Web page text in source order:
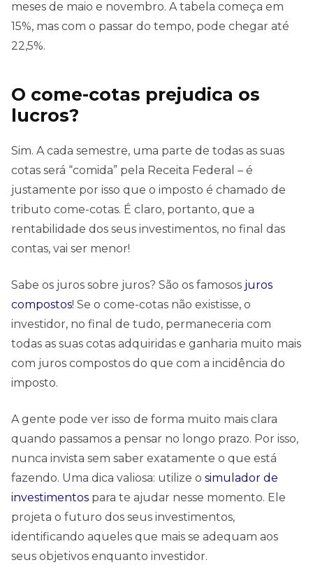
meses de maio e novembro. A tabela começa em
15%, mas com o passar do tempo, pode chegar até
22,5%.
O come-cotas prejudica os
lucros?
Sim. A cada semestre, uma parte de todas as suas
cotas será “comida” pela Receita Federal – é
justamente por isso que o imposto é chamado de
tributo come-cotas. É claro, portanto, que a
rentabilidade dos seus investimentos, no final das
contas, vai ser menor!
Sabe os juros sobre juros? São os famosos juros
compostos! Se o come-cotas não existisse, o
investidor, no final de tudo, permaneceria com
todas as suas cotas adquiridas e ganharia muito mais
com juros compostos do que com a incidência do
imposto.
A gente pode ver isso de forma muito mais clara
quando passamos a pensar no longo prazo. Por isso,
nunca invista sem saber exatamente o que está
fazendo. Uma dica valiosa: utilize o simulador de
investimentos para te ajudar nesse momento. Ele
projeta o futuro dos seus investimentos,
identificando aqueles que mais se adequam aos
seus objetivos enquanto investidor.